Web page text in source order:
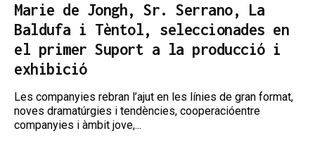
Marie de Jongh, Sr. Serrano, La
Baldufa i Tèntol, seleccionades en
el primer Suport a la producció i
exhibició
Les companyies rebran l’ajut en les línies de gran format,
noves dramatúrgies i tendències, cooperacióentre
companyies i àmbit jove,...